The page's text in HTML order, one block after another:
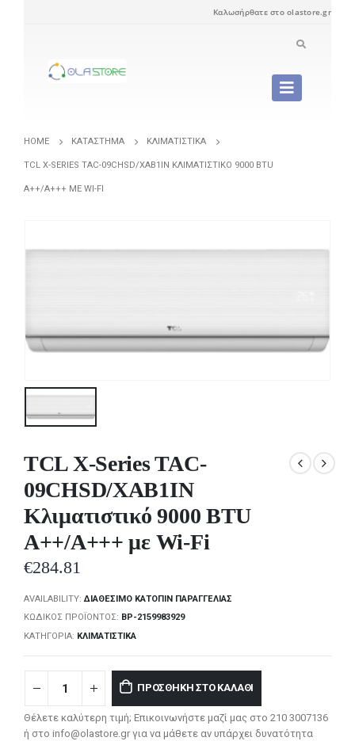
Καλωσήρθατε στο olastore.gr
HOME ΚΑΤΆΣΤΗΜΑ ΚΛΙΜΑΤΙΣΤΙΚΆ
TCL X-SERIES TAC-09CHSD/XAB1IN ΚΛΙΜΑΤΙΣΤΙΚΌ 9000 BTU
A++/A+++ ΜΕ WI-FI
TCL X-Series TAC-
09CHSD/XAB1IN
Κλιματιστικό 9000 BTU
A++/A+++ με Wi-Fi
€284.81
AVAILABILITY:ΔΙΑΘΈΣΙΜΟ ΚΑΤΌΠΙΝ ΠΑΡΑΓΓΕΛΊΑΣ
ΚΩΔΙΚΌΣ ΠΡΟΪΌΝΤΟΣ: BP-2159983929
ΚΑΤΗΓΟΡΊΑ: ΚΛΙΜΑΤΙΣΤΙΚΆ
ΠΡΟΣΘΉΚΗ ΣΤΟ ΚΑΛΆΘΙ
Θέλετε καλύτερη τιμή; Επικοινωνήστε μαζί μας στο 210 3007136
ή στο info@olastore.gr για να μάθετε αν υπάρχει δυνατότητα